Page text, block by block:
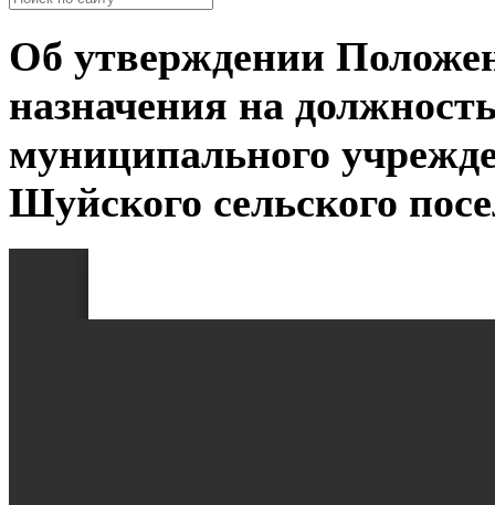
Об утверждении
назначения на
муниципального
Шуйского сельского